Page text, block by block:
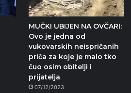
MUČKI UBIJEN NA OVČARI:
Ovo je jedna od
vukovarskih neispričanih
priča za koje je malo tko
čuo osim obitelji i
prijatelja
07/12/2023